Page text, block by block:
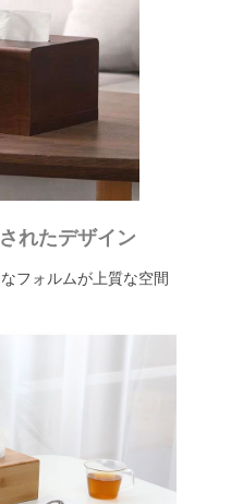
れたデザイン
フォルムが上質な空間